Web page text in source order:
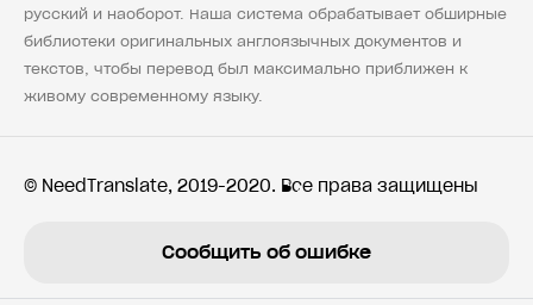
русский и наоборот. Наша система обрабатывает обширные
библиотеки оригинальных англоязычных документов и
текстов, чтобы перевод был максимально приближен к
живому современному языку.
© NeedTranslate, 2019-2020. Все права защищены
Сообщить об ошибке